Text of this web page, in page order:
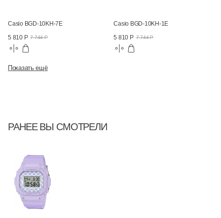
Casio BGD-10KH-7E
5 810 Р 7 744 Р
Casio BGD-10KH-1E
5 810 Р 7 744 Р
Показать ещё
РАНЕЕ ВЫ СМОТРЕЛИ